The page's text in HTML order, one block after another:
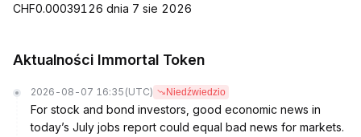
CHF0.00039126 dnia 7 sie 2026
Aktualności Immortal Token
2026-08-07 16:35 (UTC) Niedźwiedzio
For stock and bond investors, good economic news in
today’s July jobs report could equal bad news for markets.